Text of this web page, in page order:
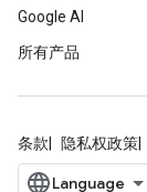
Google AI
所有产品
条款 隐私权政策